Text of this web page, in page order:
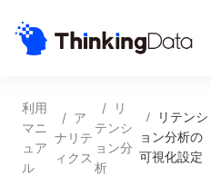
利用
マニ
ュア
ル
/ ア
ナリテ
ィクス
/
リ
テンシ
ョン分
析
/
リテンシ
ョン分析の
可視化設定